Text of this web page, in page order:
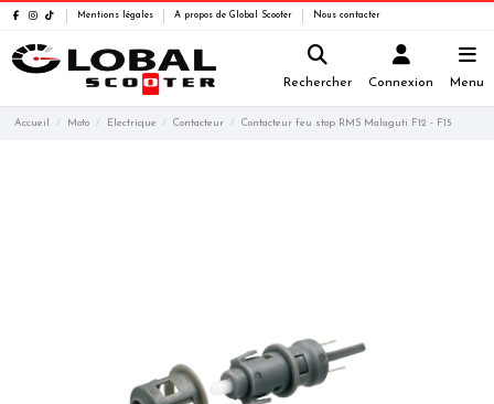
Mentions légales A propos de Global Scooter Nous contacter
Rechercher Connexion Menu
Accueil Moto Electrique Contacteur Contacteur feu stop RMS Malaguti F12 - F15